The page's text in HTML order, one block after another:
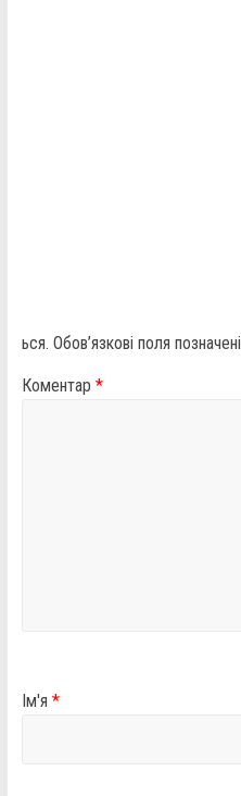
ься. Обов’язкові поля позначені
Коментар *
Ім'я *